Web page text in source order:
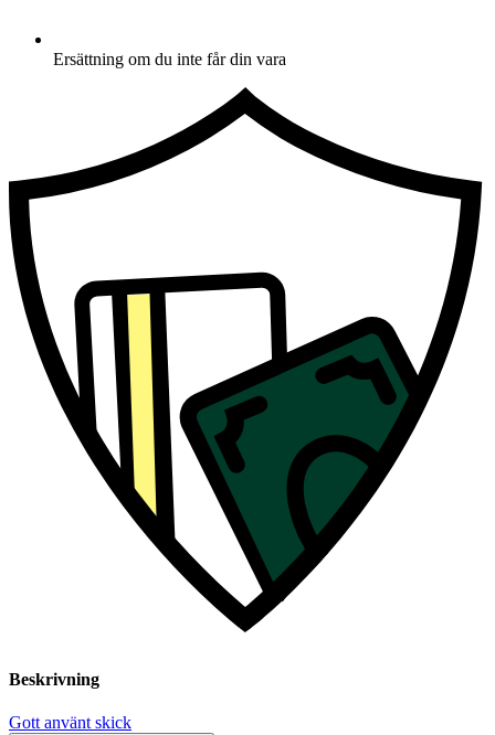
Ersättning om du inte får din vara
Beskrivning
Gott använt skick